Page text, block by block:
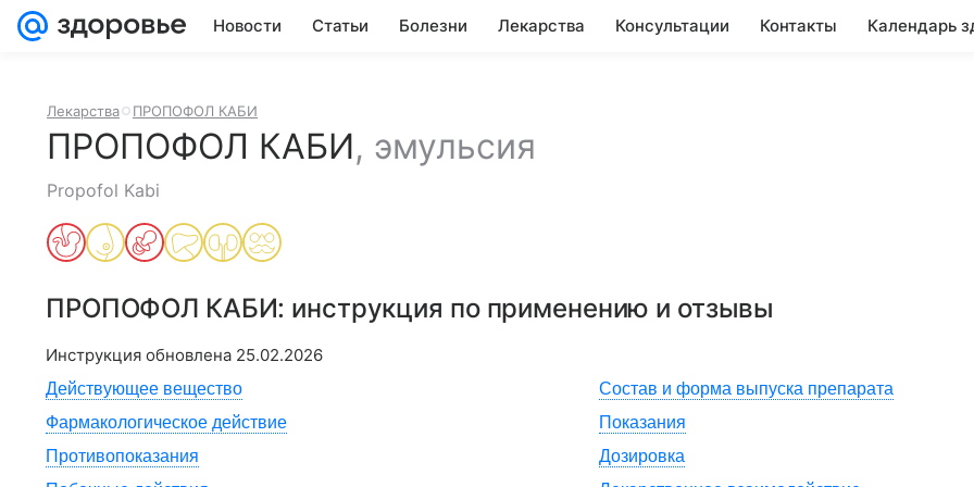
Новости Статьи Болезни Лекарства Консультации Контакты Календарь
Лекарства ПРОПОФОЛ КАБИ
ПРОПОФОЛ КАБИ, эмульсия
Propofol Kabi
ПРОПОФОЛ КАБИ: инструкция по применению и отзывы
Инструкция обновлена 25.02.2026
Действующее вещество
Состав и форма выпуска препарата
Фармакологическое действие
Показания
Противопоказания
Дозировка